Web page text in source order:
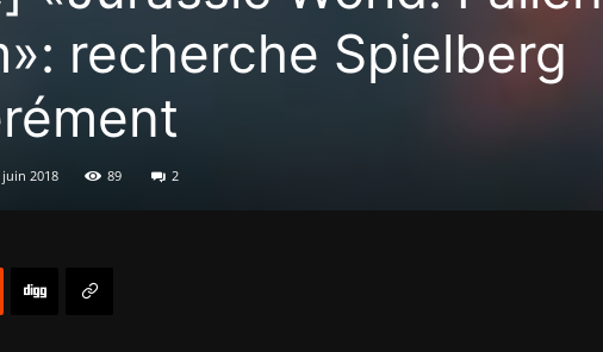
recherche Spielberg
juin 2018 89 2